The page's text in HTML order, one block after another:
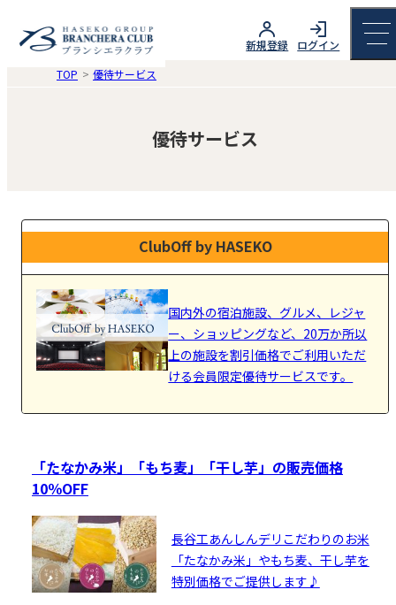
新規登録
ログイン
TOP
優待サービス
優待サービス
ClubOff by HASEKO
国内外の宿泊施設、グルメ、レジャ
ー、ショッピングなど、20万か所以
上の施設を割引価格でご利用いただ
ける会員限定優待サービスです。
「たなかみ米」「もち麦」「干し芋」の販売価格
10％OFF
長谷工あんしんデリこだわりのお米
「たなかみ米」やもち麦、干し芋を
特別価格でご提供します♪